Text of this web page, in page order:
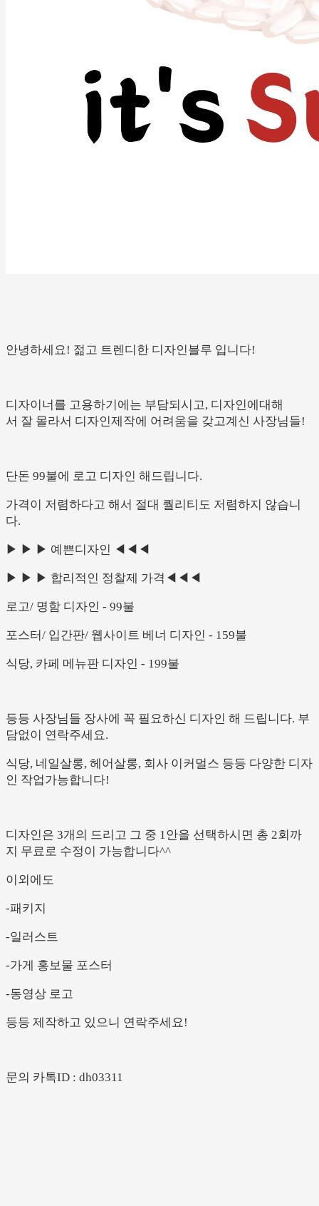
안녕하세요! 젊고 트렌디한 디자인블루 입니다!
디자이너를 고용하기에는 부담되시고, 디자인에대해
서 잘 몰라서 디자인제작에 어려움을 갖고계신 사장님들!
단돈 99불에 로고 디자인 해드립니다.
가격이 저렴하다고 해서 절대 퀄리티도 저렴하지 않습니
다.
▶ ▶ ▶ 예쁜디자인 ◀◀◀
▶ ▶ ▶ 합리적인 정찰제 가격 ◀◀◀
로고/ 명함 디자인 - 99불
포스터 / 입간판/ 웹사이트 베너 디자인 - 159불
식당, 카페 메뉴판 디자인 - 199불
등등 사장님들 장사에 꼭 필요하신 디자인 해 드립니다. 부
담없이
연락주세요.
식당, 네일살롱, 헤어살롱, 회사 이커멀스 등등 다양한 디자
인 작업가능합니다!
디자인은 3개의 드리고 그 중 1안을 선택하시면 총 2회까
지 무료로 수정이 가능합니다^^
이외에도
-패키지
-일러스트
-가게 홍보물 포스터
-동영상 로고
등등 제작하고 있으니 연락주세요!
문의 카톡ID : dh03311